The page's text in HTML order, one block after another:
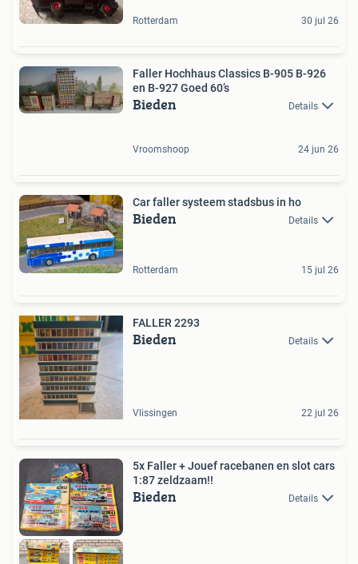
Rotterdam 30 jul 26
Faller Hochhaus Classics B-905 B-926
en B-927 Goed 60’s
Bieden Details
Vroomshoop 24 jun 26
Car faller systeem stadsbus in ho
Bieden Details
Rotterdam 15 jul 26
FALLER 2293
Bieden Details
Vlissingen 22 jul 26
5x Faller + Jouef racebanen en slot cars
1:87 zeldzaam!!
Bieden Details